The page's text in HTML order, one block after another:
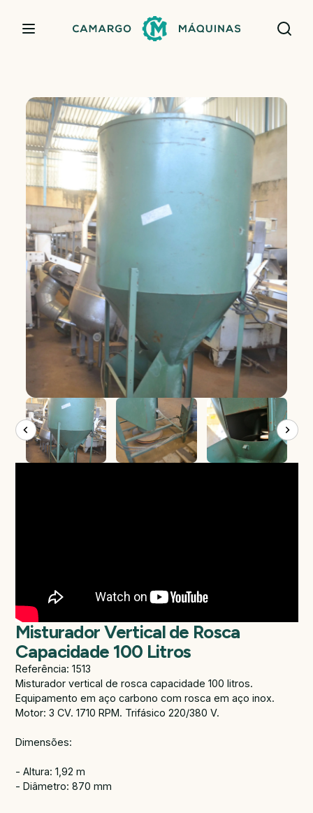
Misturador Vertical de Rosca
Capacidade 100 Litros
Referência: 1513
Misturador vertical de rosca capacidade 100 litros.
Equipamento em aço carbono com rosca em aço inox.
Motor: 3 CV. 1710 RPM. Trifásico 220/380 V.
Dimensões:
- Altura: 1,92 m
- Diâmetro: 870 mm